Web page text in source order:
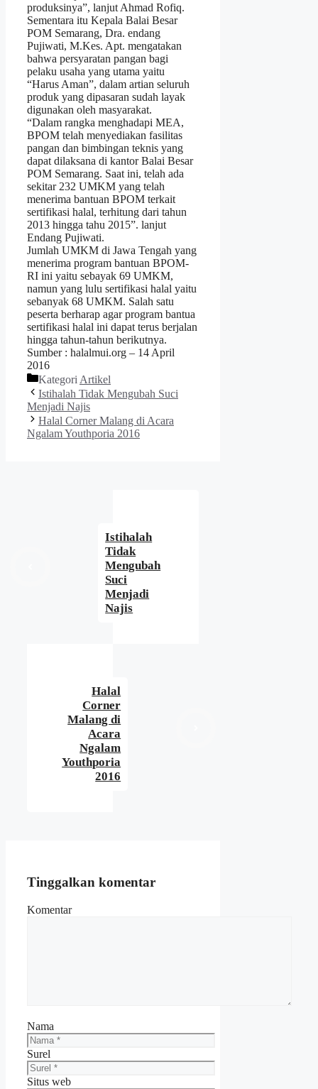
produksinya”, lanjut Ahmad Rofiq.
Sementara itu Kepala Balai Besar
POM Semarang, Dra. endang
Pujiwati, M.Kes. Apt. mengatakan
bahwa persyaratan pangan bagi
pelaku usaha yang utama yaitu
“Harus Aman”, dalam artian seluruh
produk yang dipasaran sudah layak
digunakan oleh masyarakat.
“Dalam rangka menghadapi MEA,
BPOM telah menyediakan fasilitas
pangan dan bimbingan teknis yang
dapat dilaksana di kantor Balai Besar
POM Semarang. Saat ini, telah ada
sekitar 232 UMKM yang telah
menerima bantuan BPOM terkait
sertifikasi halal, terhitung dari tahun
2013 hingga tahu 2015”. lanjut
Endang Pujiwati.
Jumlah UMKM di Jawa Tengah yang
menerima program bantuan BPOM-
RI ini yaitu sebayak 69 UMKM,
namun yang lulu sertifikasi halal yaitu
sebanyak 68 UMKM. Salah satu
peserta berharap agar program bantua
sertifikasi halal ini dapat terus berjalan
hingga tahun-tahun berikutnya.
Sumber : halalmui.org – 14 April
2016
Kategori Artikel
Istihalah Tidak Mengubah Suci
Menjadi Najis
Halal Corner Malang di Acara
Ngalam Youthporia 2016
Istihalah
Tidak
Mengubah
Suci
Menjadi
Najis
Halal
Corner
Malang di
Acara
Ngalam
Youthporia
2016
Tinggalkan komentar
Komentar
Nama
Surel
Situs web